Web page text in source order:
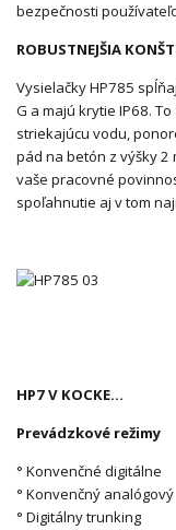
bezpečnosti
ROBUSTNEJŠIA
Vysielačky HP785
G a majú krytie IP68.
striekajúcu vodu,
pád na betón z výšky 2
vaše pracovné
spoľahnutie aj v tom
HP7 V KOCKE…
Prevádzkové režimy
° Konvenčné digitálne
° Konvenčný analógový
° Digitálny trunking